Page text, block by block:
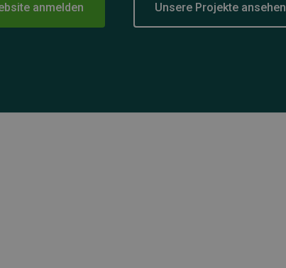
anmelden Unsere Projekte ansehen